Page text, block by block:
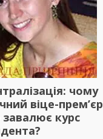
чому
віце-прем’єр
курс